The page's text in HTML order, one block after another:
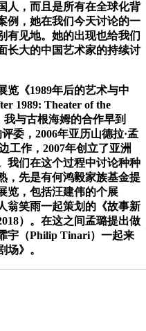
人，而且是所有在全球化背
例，她在我们今天讨论的一
有见地。她的出现也给我们
长大的中国艺术家的持续讨
览《1989年后的艺术与中
1989: Theater of the
与古根海姆的合作早到
委，2006年亚历山德拉·孟
工作，2007年创立了亚洲
我们在这个过程中讨论种种
，先是有何鸿毅家族基金提
览，包括汪建伟的个展
翁笑雨一起策划的《故事新
）。在这之间孟璐提出做
宇（Philip Tinari）一起来
场》。